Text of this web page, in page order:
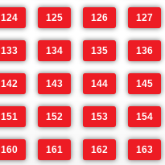
124 125 126 127
133 134 135 136
142 143 144 145
151 152 153 154
160 161 162 163